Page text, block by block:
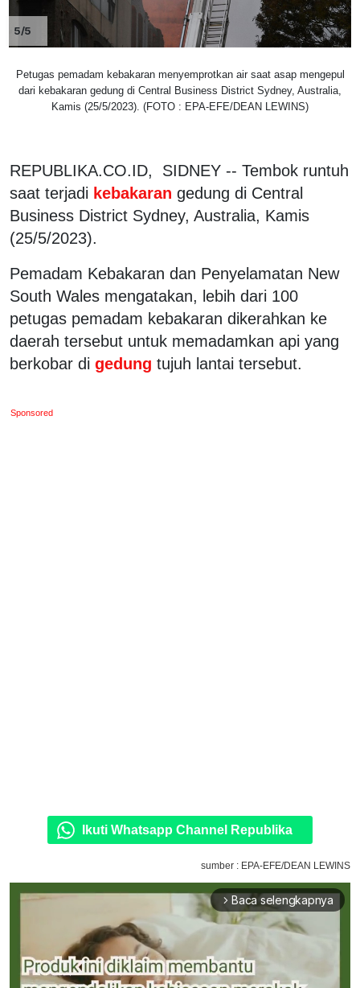
5/5
Petugas pemadam kebakaran menyemprotkan air saat asap mengepul
dari kebakaran gedung di Central Business District Sydney, Australia,
Kamis (25/5/2023). (FOTO : EPA-EFE/DEAN LEWINS)
REPUBLIKA.CO.ID, SIDNEY -- Tembok runtuh
saat terjadi kebakaran gedung di Central
Business District Sydney, Australia, Kamis
(25/5/2023).
Pemadam Kebakaran dan Penyelamatan New
South Wales mengatakan, lebih dari 100
petugas pemadam kebakaran dikerahkan ke
daerah tersebut untuk memadamkan api yang
berkobar di gedung tujuh lantai tersebut.
Sponsored
Ikuti Whatsapp Channel Republika
sumber : EPA-EFE/DEAN LEWINS
arrow_forward_ios Baca selengkapnya